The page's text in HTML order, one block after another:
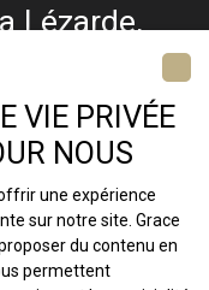
Lézarde,
VIE PRIVÉE
NOUS
une expérience
sur notre site. Grace
du contenu en
permettent